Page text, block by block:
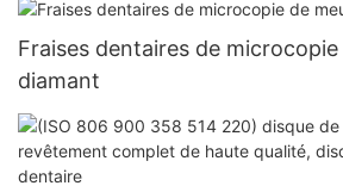
Fraises dentaires de
diamant